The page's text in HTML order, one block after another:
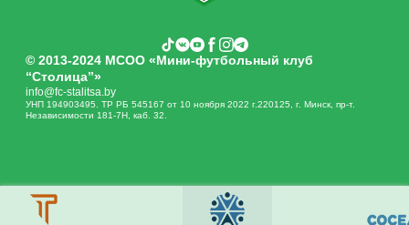
© 2013-2024 МСОО «Мини-футбольный клуб
“Столица”»
info@fc-stalitsa.by
УНП 194903495. ТР РБ 545167 от 10 ноября 2022 г.220125, г. Минск, пр-т.
Независимости 181-7Н, каб. 32.